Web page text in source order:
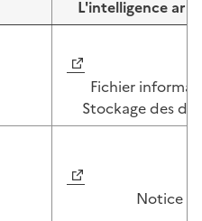
L'intelligence
Fichier
Stockage des
Notice